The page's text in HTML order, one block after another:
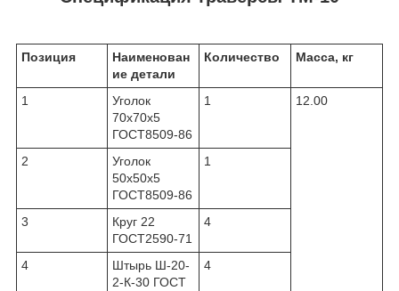
Позиция
Наименован
ие детали
Количество Масса, кг
1
Уголок
70х70х5
ГОСТ8509-86
1 12.00
2
Уголок
50х50х5
ГОСТ8509-86
1
3
Круг 22
ГОСТ2590-71
4
4
Штырь Ш-20-
2-К-30 ГОСТ
4